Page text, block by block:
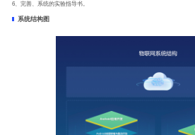
6、完善、系统的实验指导书。
系统结构图